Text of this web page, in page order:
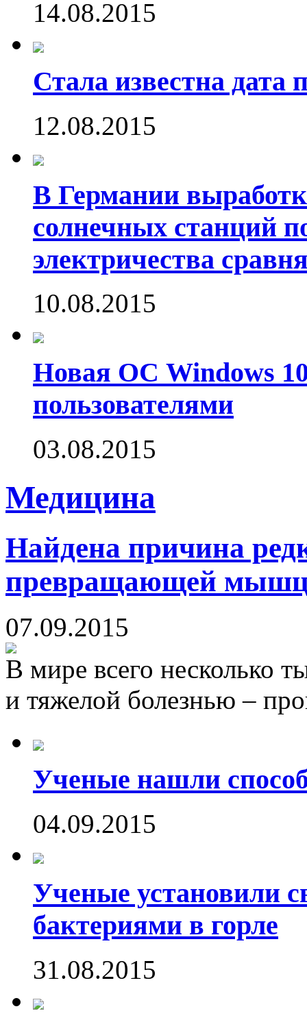
14.08.2015
Стала известна дата
12.08.2015
В Германии
солнечных станций
электричества
10.08.2015
Новая ОС Windows
пользователями
03.08.2015
Медицина
Найдена причина
превращающей
07.09.2015
В мире всего несколько
и тяжелой болезнью –
Ученые нашли
04.09.2015
Ученые установили
бактериями в горле
31.08.2015